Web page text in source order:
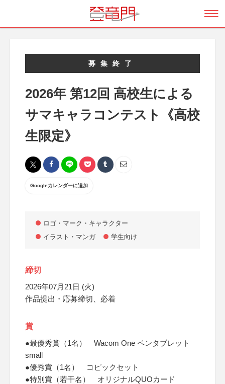
募集終了
2026年 第12回 高校生による
サマキャラコンテスト《高校
生限定》
Googleカレンダーに追加
ロゴ・マーク・キャラクター
イラスト・マンガ
学生向け
締切
2026年07月21日 (火)
作品提出・応募締切、必着
賞
●最優秀賞（1名） Wacom One ペンタブレット
small
●優秀賞（1名） コピックセット
●特別賞（若干名） オリジナルQUOカード